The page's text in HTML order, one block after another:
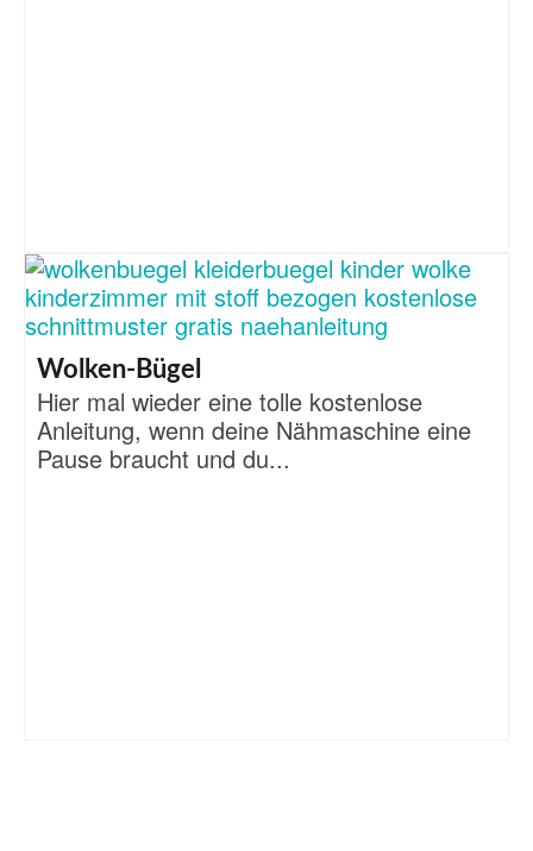
Wolken-Bügel
Hier mal wieder eine tolle kostenlose
Anleitung, wenn deine Nähmaschine eine
Pause braucht und du...